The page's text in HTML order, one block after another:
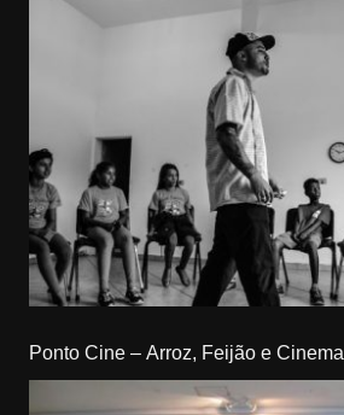
Ponto Cine – Arroz, Feijão e Cinema